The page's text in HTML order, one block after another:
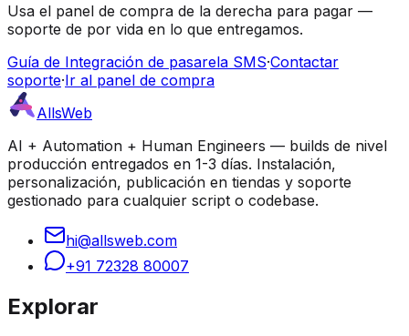
Usa el panel de compra de la derecha para pagar —
soporte de por vida en lo que entregamos.
Guía de Integración de pasarela SMS·Contactar
soporte·Ir al panel de compra
AllsWeb
AI + Automation + Human Engineers — builds de nivel
producción entregados en 1-3 días. Instalación,
personalización, publicación en tiendas y soporte
gestionado para cualquier script o codebase.
hi@allsweb.com
+91 72328 80007
Explorar